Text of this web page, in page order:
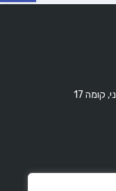
מגדל מילנייה - SOK שדרות הראשונים 23 , בניין צפוני, קומה 17